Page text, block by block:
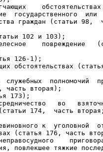
государственного  или
граждан (статьи 98,
повреждение
обстоятельствах
служебных  полномочий
во
(статьи 174,  часть
к  уголовной
повлекшее тяжкие